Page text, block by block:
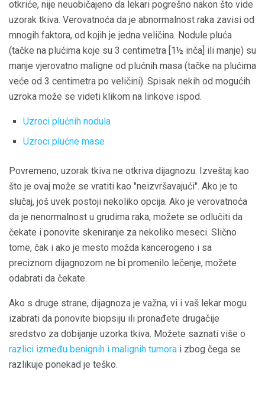
otkriće, nije neuobičajeno da lekari pogrešno nakon što vide
uzorak tkiva. Verovatnoća da je abnormalnost raka zavisi od
mnogih faktora, od kojih je jedna veličina. Nodule pluća
(tačke na plućima koje su 3 centimetra [1½ inča] ili manje) su
manje vjerovatno maligne od plućnih masa (tačke na plućima
veće od 3 centimetra po veličini). Spisak nekih od mogućih
uzroka može se videti klikom na linkove ispod.
Uzroci plućnih nodula
Uzroci plućne mase
Povremeno, uzorak tkiva ne otkriva dijagnozu. Izveštaj kao
što je ovaj može se vratiti kao "neizvršavajući". Ako je to
slučaj, još uvek postoji nekoliko opcija. Ako je verovatnoća
da je nenormalnost u grudima raka, možete se odlučiti da
čekate i ponovite skeniranje za nekoliko meseci. Slično
tome, čak i ako je mesto možda kancerogeno i sa
preciznom dijagnozom ne bi promenilo lečenje, možete
odabrati da čekate.
Ako s druge strane, dijagnoza je važna, vi i vaš lekar mogu
izabrati da ponovite biopsiju ili pronađete drugačije
sredstvo za dobijanje uzorka tkiva. Možete saznati više o
razlici između benignih i malignih tumora i zbog čega se
razlikuje ponekad je teško.